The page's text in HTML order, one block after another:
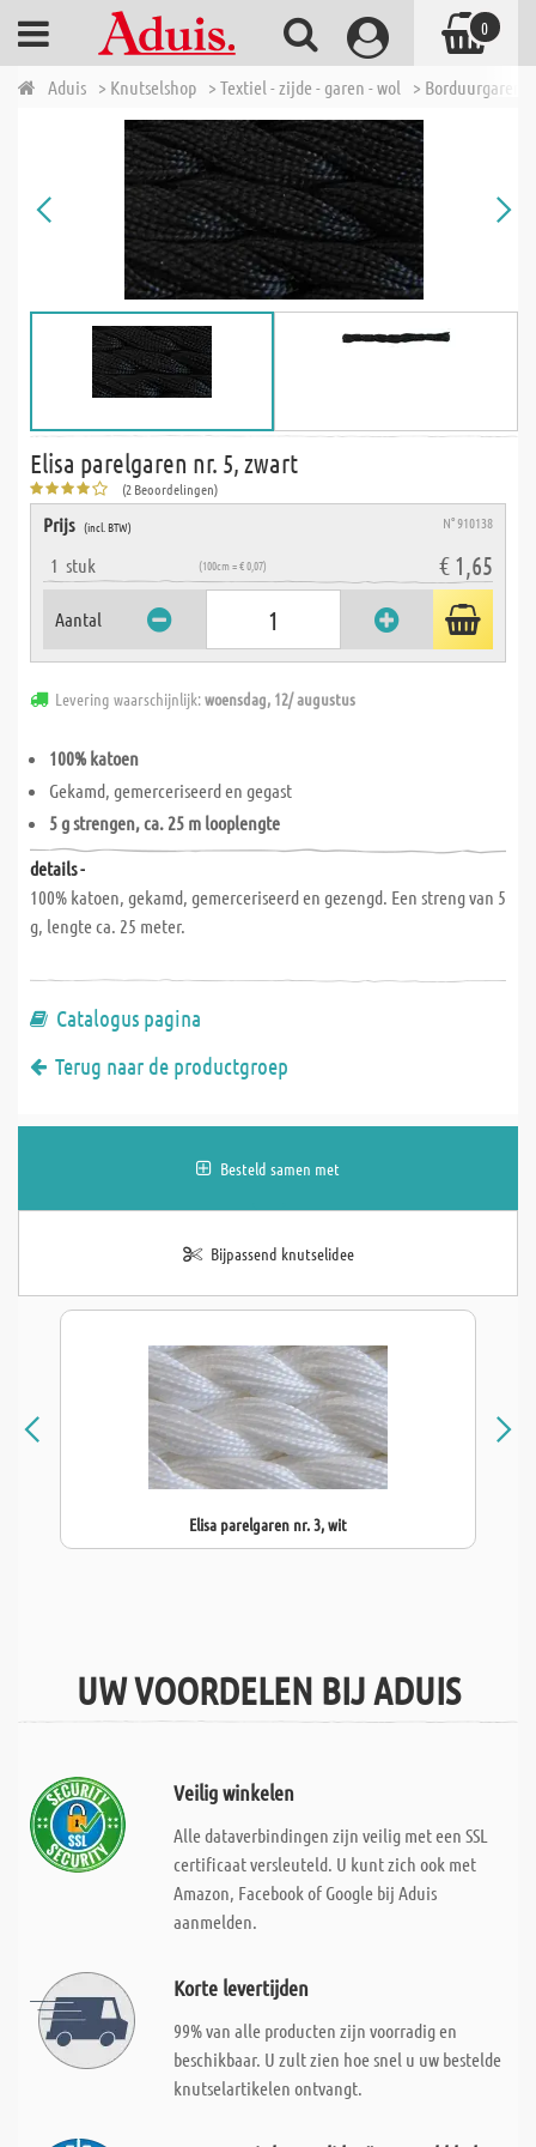
Aduis > Knutselshop > Textiel - zijde - garen - wol > Borduurgaren
Elisa parelgaren nr. 5, zwart
(2 Beoordelingen)
Prijs (incl. BTW) N° 910138
1 stuk (100cm = € 0,07) € 1,65
Aantal
Levering waarschijnlijk:woensdag, 12/ augustus
100% katoen
Gekamd, gemerceriseerd en gegast
5 g strengen, ca. 25 m looplengte
details -
100% katoen, gekamd, gemerceriseerd en gezengd. Een streng van 5
g, lengte ca. 25 meter.
Catalogus pagina
Terug naar de productgroep
Besteld samen met
Bijpassend knutselidee
Elisa parelgaren nr. 3, wit
UW VOORDELEN BIJ ADUIS
Veilig winkelen
Alle dataverbindingen zijn veilig met een SSL
certificaat versleuteld. U kunt zich ook met
Amazon, Facebook of Google bij Aduis
aanmelden.
Korte levertijden
99% van alle producten zijn voorradig en
beschikbaar. U zult zien hoe snel u uw bestelde
knutselartikelen ontvangt.
0